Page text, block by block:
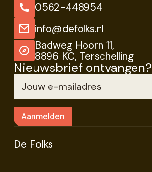
0562-448954
info@defolks.nl
Badweg Hoorn 11,
8896 KC, Terschelling
Nieuwsbrief ontvangen?
De Folks